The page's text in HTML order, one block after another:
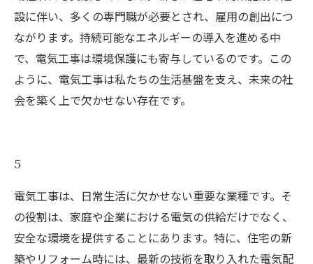
設に伴い、多くの専門職が必要とされ、雇用の創出につ
ながります。持続可能なエネルギーの導入を進める中
で、電気工事は環境保護にも寄与しているのです。この
ように、電気工事は私たちの生活基盤を支え、未来の社
会を築く上で欠かせない存在です。
5
電気工事は、日常生活に欠かせない重要な業種です。そ
の役割は、家庭や企業における電気の供給だけでなく、
安全な環境を提供することにあります。特に、住宅の新
築やリフォーム時には、最新の技術を取り入れた電気配